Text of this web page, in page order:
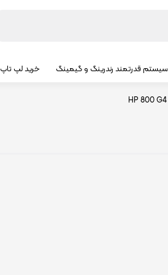
سیستم قدرتمند رندرینگ و گیمینگ خرید لپ تاپ